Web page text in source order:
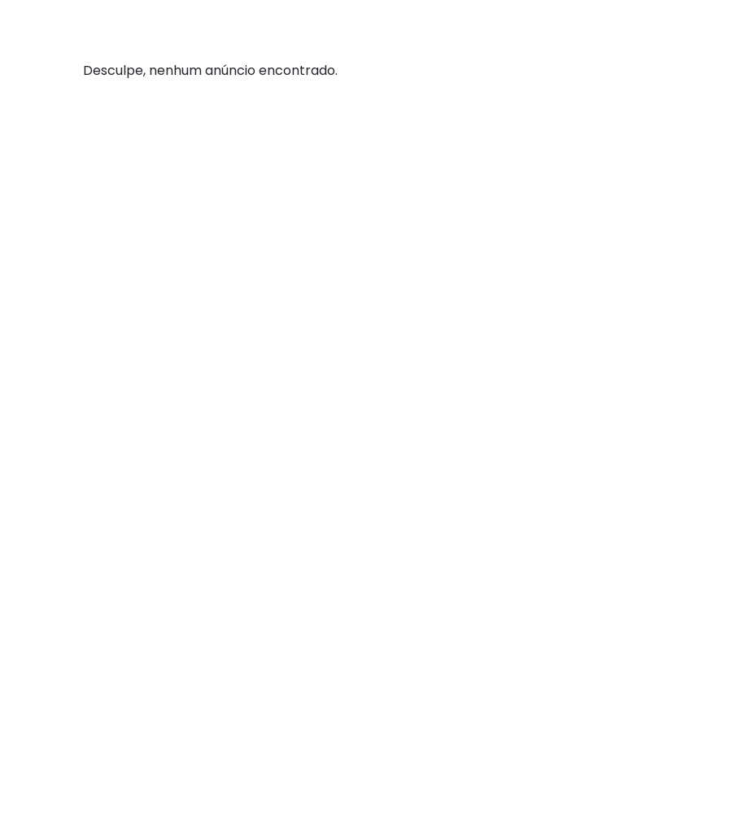
Desculpe, nenhum anúncio encontrado.